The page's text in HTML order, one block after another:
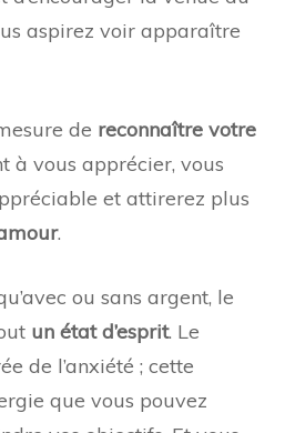
aspirez voir apparaître
de reconnaître votre
à vous apprécier, vous
et attirerez plus
.
ou sans argent, le
un état d’esprit. Le
de l’anxiété ; cette
que vous pouvez